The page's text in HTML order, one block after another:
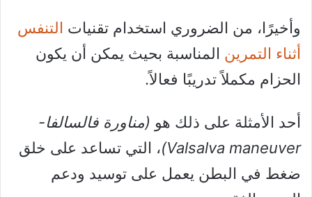
وأخيرًا، من الضروري استخدام تقنيات التنفس
أثناء التمرين المناسبة بحيث يمكن أن يكون
الحزام مكملاً تدريبًا فعالاً.
أحد الأمثلة على ذلك هو (مناورة فالسالفا-
Valsalva maneuver) ، التي تساعد على خلق
ضغط في البطن يعمل على توسيد ودعم